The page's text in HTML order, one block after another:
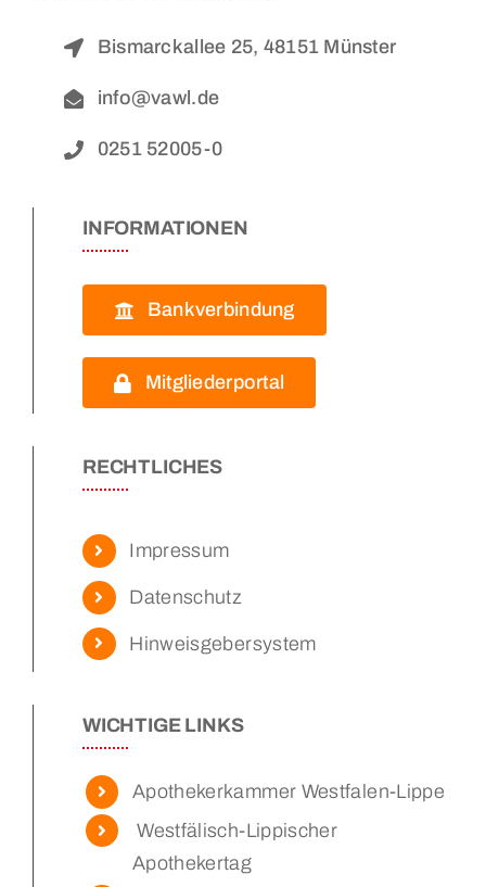
Bismarckallee 25, 48151 Münster
info@vawl.de
0251 52005-0
INFORMATIONEN
Bankverbindung
Mitgliederportal
RECHTLICHES
Impressum
Datenschutz
Hinweisgebersystem
WICHTIGE LINKS
Apothekerkammer Westfalen-Lippe
Westfälisch-Lippischer
Apothekertag